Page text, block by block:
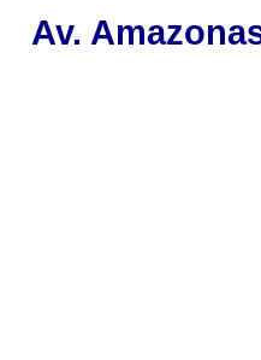
Av.